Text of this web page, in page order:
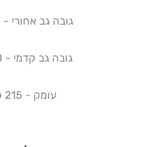
גובה גב אחורי - 97 ס"מ
גובה גב קדמי - 60 ס"מ
עומק - 215 ס"מ